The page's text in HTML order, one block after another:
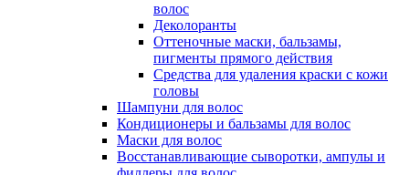
волос
Деколоранты
Оттеночные маски, бальзамы,
пигменты прямого действия
Средства для удаления краски с кожи
головы
Шампуни для волос
Кондиционеры и бальзамы для волос
Маски для волос
Восстанавливающие сыворотки, ампулы и